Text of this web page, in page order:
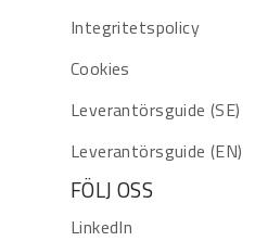
Integritetspolicy
Cookies
Leverantörsguide (SE)
Leverantörsguide (EN)
FÖLJ OSS
LinkedIn